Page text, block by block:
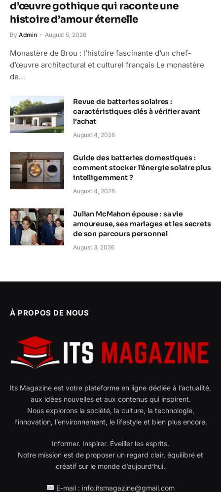
d’œuvre gothique qui raconte une
histoire d’amour éternelle
By Admin August 5, 2026
Monastère de Brou : l’histoire fascinante d’un chef-
d’œuvre architectural et culturel français Le monastère
de…
Revue de batteries solaires :
caractéristiques clés à vérifier avant
l’achat
August 4, 2026
Guide des batteries domestiques :
comment stocker l’énergie solaire plus
intelligemment ?
August 4, 2026
Julian McMahon épouse : sa vie
amoureuse, ses mariages et les secrets
de son parcours personnel
August 3, 2026
À PROPOS DE NOUS
Its Magazine est votre plateforme en ligne dédiée à l’actualité,
aux idées nouvelles et aux contenus qui inspirent.
Nous explorons la société, la culture, la technologie,
l’innovation, l’environnement, le lifestyle et bien plus encore.
Informer. Inspirer. Éveiller les esprits.
Notre mission est de proposer un regard clair, équilibré et
créatif sur le monde d’aujourd’hui.
E-mail : info.itsmagazine@gmail.com